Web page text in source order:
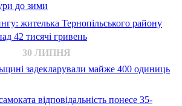
до зими
жителька Тернопільського району
42 тисячі гривень
30 ЛИПНЯ
задекларували майже 400 одиниць
відповідальність понесе 35-